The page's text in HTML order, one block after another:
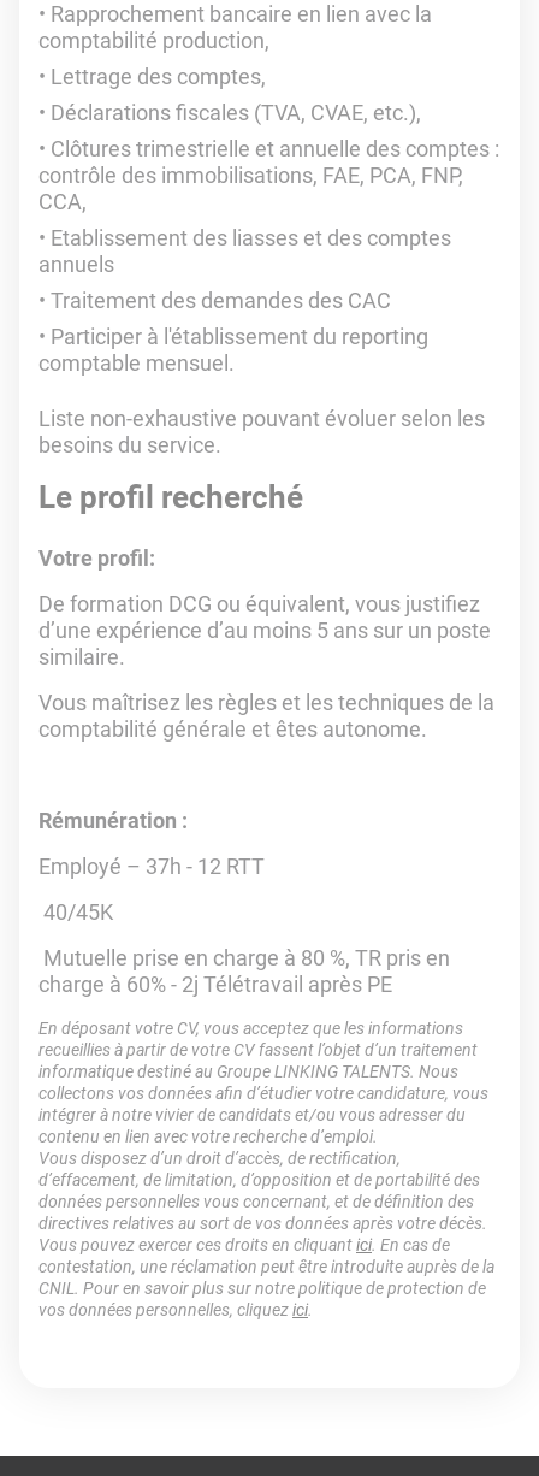
Rapprochement bancaire en lien avec la
comptabilité production,
Lettrage des comptes,
Déclarations fiscales (TVA, CVAE, etc.),
Clôtures trimestrielle et annuelle des comptes :
contrôle des immobilisations, FAE, PCA, FNP,
CCA,
Etablissement des liasses et des comptes
annuels
Traitement des demandes des CAC
Participer à l'établissement du reporting
comptable mensuel.
Liste non-exhaustive pouvant évoluer selon les
besoins du service.
Le profil recherché
Votre profil:
De formation DCG ou équivalent, vous justifiez
d’une expérience d’au moins 5 ans sur un poste
similaire.
Vous maîtrisez les règles et les techniques de la
comptabilité générale et êtes autonome.
Rémunération :
Employé – 37h - 12 RTT
40/45K
Mutuelle prise en charge à 80 %, TR pris en
charge à 60% - 2j Télétravail après PE
En déposant votre CV, vous acceptez que les informations
recueillies à partir de votre CV fassent l’objet d’un traitement
informatique destiné au Groupe LINKING TALENTS. Nous
collectons vos données afin d’étudier votre candidature, vous
intégrer à notre vivier de candidats et/ou vous adresser du
contenu en lien avec votre recherche d’emploi.
Vous disposez d’un droit d’accès, de rectification,
d’effacement, de limitation, d’opposition et de portabilité des
données personnelles vous concernant, et de définition des
directives relatives au sort de vos données après votre décès.
Vous pouvez exercer ces droits en cliquantici. En cas de
contestation, une réclamation peut être introduite auprès de la
CNIL. Pour en savoir plus sur notre politique de protection de
vos données personnelles, cliquezici.